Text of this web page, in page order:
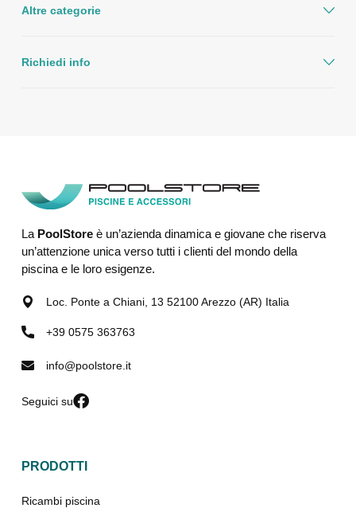
Altre categorie
Richiedi info
La PoolStoreè un’azienda dinamica e giovane che riserva
un’attenzione unica verso tutti i clienti del mondo della
piscina e le loro esigenze.
Loc. Ponte a Chiani, 13 52100 Arezzo (AR) Italia
+39 0575 363763
info@poolstore.it
Seguici su
PRODOTTI
Ricambi piscina